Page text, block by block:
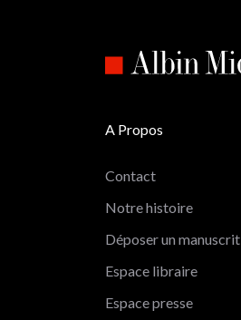
A Propos
Contact
Notre histoire
Déposer un manuscrit
Espace libraire
Espace presse